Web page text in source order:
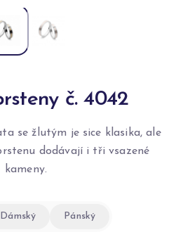
č. 4042
se žlutým je sice klasika, ale
dodávají i tři vsazené
kameny.
Dámský Pánský